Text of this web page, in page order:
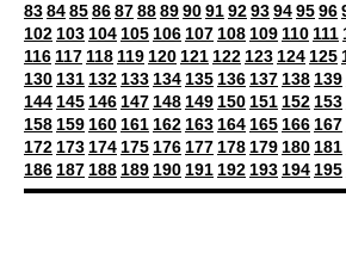
8384858687888990919293949596
102 103 104 105 106 107 108 109 110 111
116 117 118 119 120 121 122 123 124 125
130 131 132 133 134 135 136 137 138 139
144 145 146 147 148 149 150 151 152 153
158 159 160 161 162 163 164 165 166 167
172 173 174 175 176 177 178 179 180 181
186 187 188 189 190 191 192 193 194 195